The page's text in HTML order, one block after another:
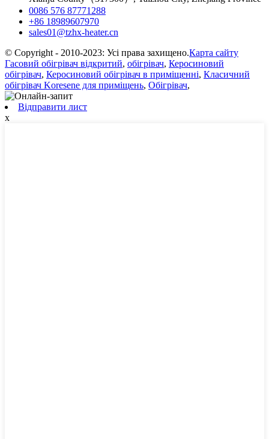
0086 576 87771288
+86 18989607970
sales01@tzhx-heater.cn
© Copyright - 2010-2023: Усі права захищено.Карта сайту
Гасовий обігрівач відкритий, обігрівач, Керосиновий
обігрівач, Керосиновий обігрівач в приміщенні, Класичний
обігрівач Koresene для приміщень, Обігрівач,
Відправити лист
x